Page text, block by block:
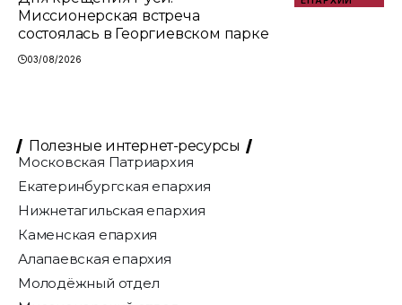
Миссионерская встреча
состоялась в Георгиевском парке
03/08/2026
Полезные интернет-ресурсы
Московская Патриархия
Екатеринбургская епархия
Нижнетагильская епархия
Каменская епархия
Алапаевская епархия
Молодёжный отдел